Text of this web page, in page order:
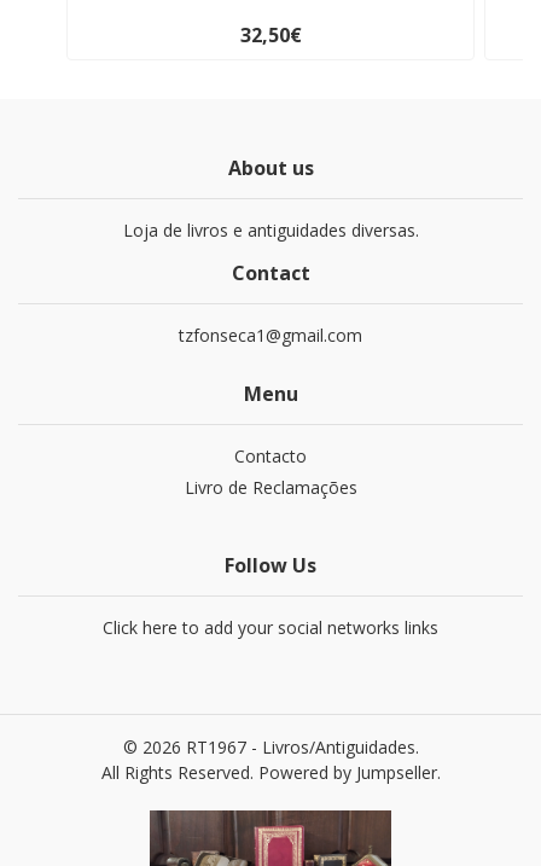
32,50€
About us
Loja de livros e antiguidades diversas.
Contact
tzfonseca1@gmail.com
Menu
Contacto
Livro de Reclamações
Follow Us
Click here to add your social networks links
© 2026 RT1967 - Livros/Antiguidades.
All Rights Reserved. Powered by Jumpseller.